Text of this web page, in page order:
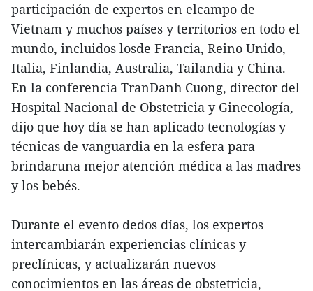
participación de expertos en elcampo de
Vietnam y muchos países y territorios en todo el
mundo, incluidos losde Francia, Reino Unido,
Italia, Finlandia, Australia, Tailandia y China.
En la conferencia TranDanh Cuong, director del
Hospital Nacional de Obstetricia y Ginecología,
dijo que hoy día se han aplicado tecnologías y
técnicas de vanguardia en la esfera para
brindaruna mejor atención médica a las madres
y los bebés.
Durante el evento dedos días, los expertos
intercambiarán experiencias clínicas y
preclínicas, y actualizarán nuevos
conocimientos en las áreas de obstetricia,